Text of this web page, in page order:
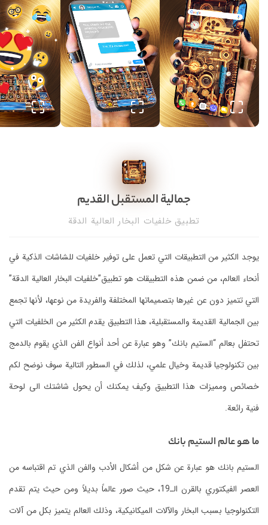
جمالية المستقبل القديم
تطبيق خلفيات البخار العالية الدقة
يوجد الكثير من التطبيقات التي تعمل على توفير خلفيات للشاشات الذكية في
أنحاء العالم، من ضمن هذه التطبيقات هو تطبيق”خلفيات البخار العالية الدقة”
التي تتميز دون عن غيرها بتصميماتها المختلفة والفريدة من نوعها، لأنها تجمع
بين الجمالية القديمة والمستقبلية، هذا التطبيق يقدم الكثير من الخلفيات التي
تحتفل بعالم “الستيم بانك” وهو عبارة عن أحد أنواع الفن الذي يقوم بالدمج
بين تكنولوجيا قديمة وخيال علمي، لذلك في السطور التالية سوف نوضح لكم
خصائص ومميزات هذا التطبيق وكيف يمكنك أن يحول شاشتك الى لوحة
فنية رائعة.
ما هو عالم الستيم بانك
الستيم بانك هو عبارة عن شكل من أشكال الأدب والفن الذي تم اقتباسه من
العصر الفيكتوري بالقرن الـ19، حيث صور عالماً بديلاً ومن حيث يتم تقدم
التكنولوجيا بسبب البخار والآلات الميكانيكية، وذلك العالم يتميز بكل من آلات